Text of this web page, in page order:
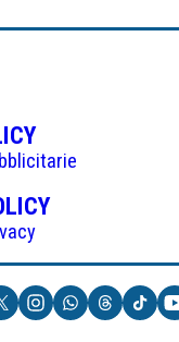
(APRE
IN
UNA
NUOVA
(APRE
UNA
NUOVA
SCHEDA)